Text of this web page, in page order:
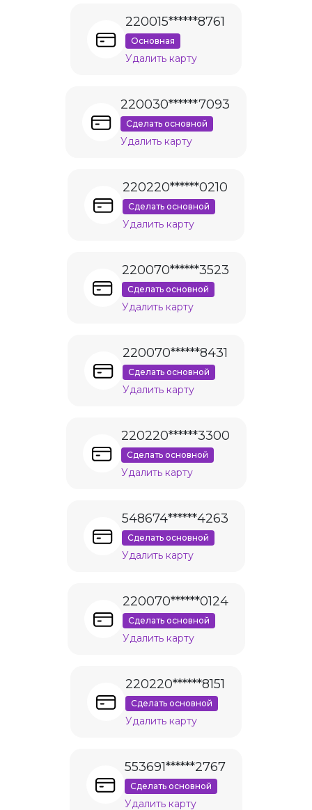
220015******8761
Основная
Удалить карту
220030******7093
Сделать основной
Удалить карту
220220******0210
Сделать основной
Удалить карту
220070******3523
Сделать основной
Удалить карту
220070******8431
Сделать основной
Удалить карту
220220******3300
Сделать основной
Удалить карту
548674******4263
Сделать основной
Удалить карту
220070******0124
Сделать основной
Удалить карту
220220******8151
Сделать основной
Удалить карту
553691******2767
Сделать основной
Удалить карту